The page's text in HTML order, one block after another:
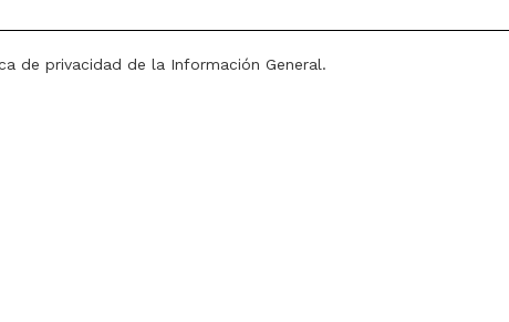
de privacidad de la Información General.